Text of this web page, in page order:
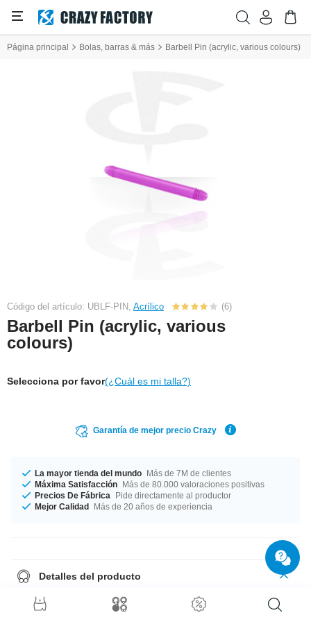
Página principal Bolas, barras & más Barbell Pin (acrylic, various colours)
Código del artículo: UBLF-PIN, Acrílico (6)
Barbell Pin (acrylic, various
colours)
Selecciona por favor(¿Cuál es mi talla?)
Garantía de mejor precio Crazy
La mayor tienda del mundo Más de 7M de clientes
Máxima Satisfacción Más de 80.000 valoraciones positivas
Precios De Fábrica
Pide directamente al productor
Mejor Calidad Más de 20 años de experiencia
Detalles del producto
La gente pide más flexibilidad en su día a a día, y también con los
piercings. No hay problema, aquí tienes esta barra de barbell en acrílico .